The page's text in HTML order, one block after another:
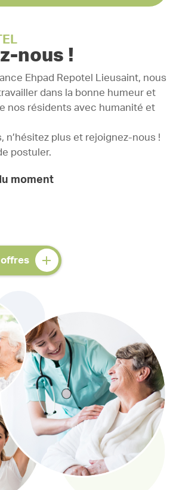
nous !
Ehpad Repotel Lieusaint, nous
dans la bonne humeur et
nos résidents avec humanité et
n’hésitez plus et rejoignez-nous !
postuler.
moment